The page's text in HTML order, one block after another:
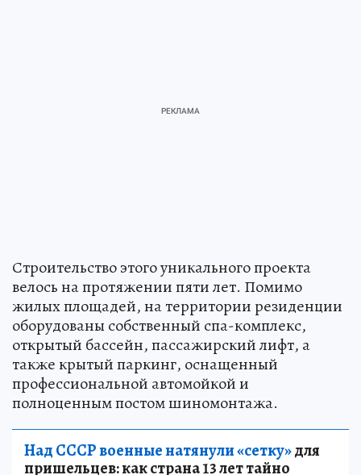
Строительство этого уникального проекта
велось на протяжении пяти лет. Помимо
жилых площадей, на территории резиденции
оборудованы собственный спа-комплекс,
открытый бассейн, пассажирский лифт, а
также крытый паркинг, оснащенный
профессиональной автомойкой и
полноценным постом шиномонтажа.
Над СССР военные натянули «сетку»для
пришельцев: как страна 13 лет тайно